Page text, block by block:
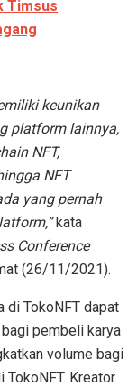
Timsus
keunikan
platform lainnya,
NFT,
NFT
yang pernah
kata
Conference
(26/11/2021).
di TokoNFT dapat
pembeli karya
volume bagi
TokoNFT. Kreator